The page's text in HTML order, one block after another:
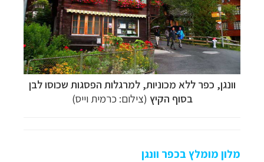
וונגן, כפר ללא מכוניות, למרגלות הפסגות שכוסו לבן
בסוף הקיץ (צילום: כרמית וייס)
מלון מומלץ בכפר וונגן